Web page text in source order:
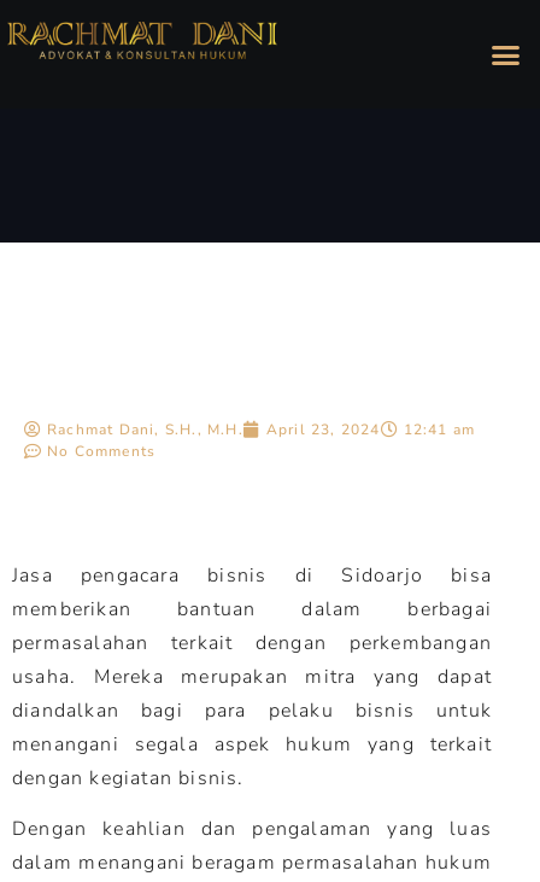
Rachmat Dani, S.H., M.H. April 23, 2024
12:41 am
No Comments
Jasa pengacara bisnis di Sidoarjo bisa
memberikan bantuan dalam berbagai
permasalahan terkait dengan perkembangan
usaha. Mereka merupakan mitra yang dapat
diandalkan bagi para pelaku bisnis untuk
menangani segala aspek hukum yang terkait
dengan kegiatan bisnis.
Dengan keahlian dan pengalaman yang luas
dalam menangani beragam permasalahan hukum